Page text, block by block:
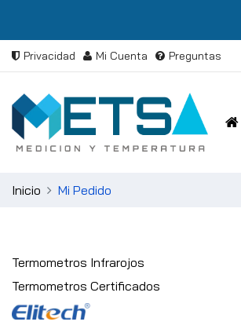
Privacidad Mi Cuenta Preguntas
Inicio Mi Pedido
Termometros Infrarojos
Termometros Certificados